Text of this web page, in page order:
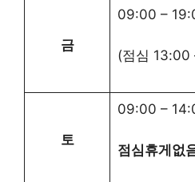
금
09:00 –
(점심 13:00
토
09:00 –
점심휴게없